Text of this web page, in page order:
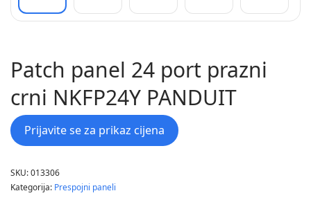
Patch panel 24 port prazni
crni NKFP24Y PANDUIT
Prijavite se za prikaz cijena
SKU:013306
Kategorija: Prespojni paneli